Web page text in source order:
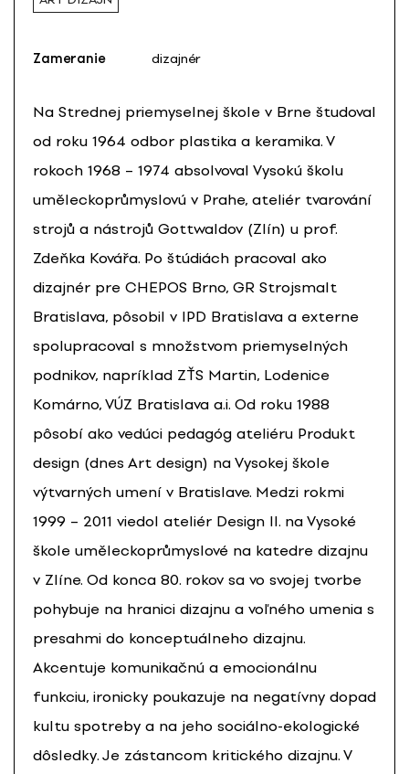
Zameranie dizajnér
Na Strednej priemyselnej škole v Brne študoval
od roku 1964 odbor plastika a keramika. V
rokoch 1968 – 1974 absolvoval Vysokú školu
uměleckoprůmyslovú v Prahe, ateliér tvarování
strojů a nástrojů Gottwaldov (Zlín) u prof.
Zdeňka Kovářa. Po štúdiách pracoval ako
dizajnér pre CHEPOS Brno, GR Strojsmalt
Bratislava, pôsobil v IPD Bratislava a externe
spolupracoval s množstvom priemyselných
podnikov, napríklad ZŤS Martin, Lodenice
Komárno, VÚZ Bratislava a.i. Od roku 1988
pôsobí ako vedúci pedagóg ateliéru Produkt
design (dnes Art design) na Vysokej škole
výtvarných umení v Bratislave. Medzi rokmi
1999 – 2011 viedol ateliér Design II. na Vysoké
škole uměleckoprůmyslové na katedre dizajnu
v Zlíne. Od konca 80. rokov sa vo svojej tvorbe
pohybuje na hranici dizajnu a voľného umenia s
presahmi do konceptuálneho dizajnu.
Akcentuje komunikačnú a emocionálnu
funkciu, ironicky poukazuje na negatívny dopad
kultu spotreby a na jeho sociálno-ekologické
dôsledky. Je zástancom kritického dizajnu. V